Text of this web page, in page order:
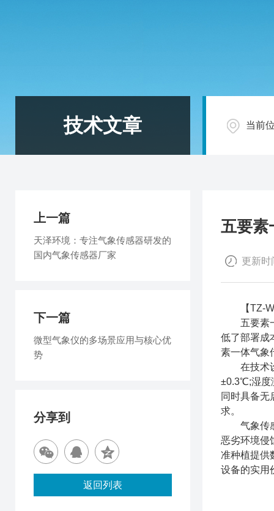
技术文章 当前
五要素
更新时
【TZ-
五要素一
低了部署成
素一体气象
在技术设
±0.3℃;湿度
同时具备无
求。
气象传感
恶劣环境侵
准种植提供
设备的实用
上一篇
天泽环境：专注气象传感器研发的
国内气象传感器厂家
下一篇
微型气象仪的多场景应用与核心优
势
分享到
返回列表